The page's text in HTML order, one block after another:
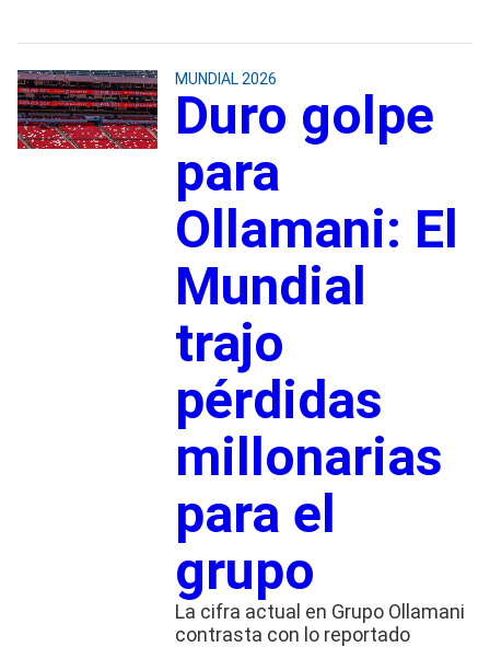
MUNDIAL 2026
Duro golpe
para
Ollamani: El
Mundial
trajo
pérdidas
millonarias
para el
grupo
La cifra actual en Grupo Ollamani
contrasta con lo reportado